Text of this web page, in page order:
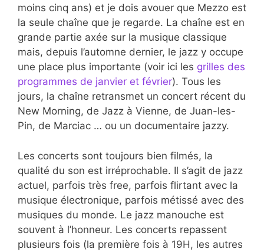
moins cinq ans) et je dois avouer que Mezzo est
la seule chaîne que je regarde. La chaîne est en
grande partie axée sur la musique classique
mais, depuis l’automne dernier, le jazz y occupe
une place plus importante (voir ici les grilles des
programmes de janvier et février). Tous les
jours, la chaîne retransmet un concert récent du
New Morning, de Jazz à Vienne, de Juan-les-
Pin, de Marciac … ou un documentaire jazzy.
Les concerts sont toujours bien filmés, la
qualité du son est irréprochable. Il s’agit de jazz
actuel, parfois très free, parfois flirtant avec la
musique électronique, parfois métissé avec des
musiques du monde. Le jazz manouche est
souvent à l’honneur. Les concerts repassent
plusieurs fois (la première fois à 19H, les autres